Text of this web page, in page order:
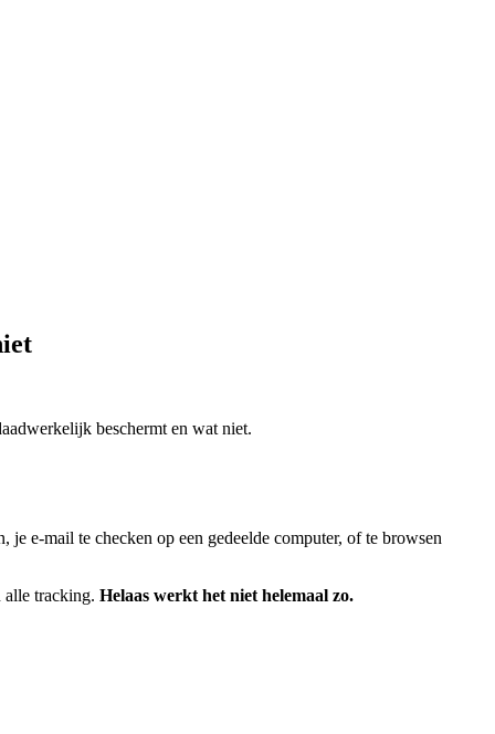
beschermt en wat niet.
e-mail te checken op een gedeelde computer, of te browsen
alle tracking. Helaas werkt het niet helemaal zo.